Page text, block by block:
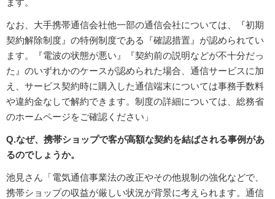
ます。
なお、大手携帯通信会社他一部の通信会社については、『初期
契約解除制度』の特例制度である『確認措置』が認められてい
ます。『電波の状態が悪い』『契約前の説明などが不十分だっ
た』のいずれかのケースが認められた場合、通信サービスに加
え、サービス契約時に購入した通信端末については事務手数料
や違約金なしで解約できます。制度の詳細については、総務省
のホームページをご確認ください」
Q.なぜ、携帯ショップで客が高額な契約を結ばされる事例があ
るのでしょうか。
池見さん「電気通信事業法の改正やその他規制の強化などで、
携帯ショップの収益が厳しい状況が背景に考えられます。通信